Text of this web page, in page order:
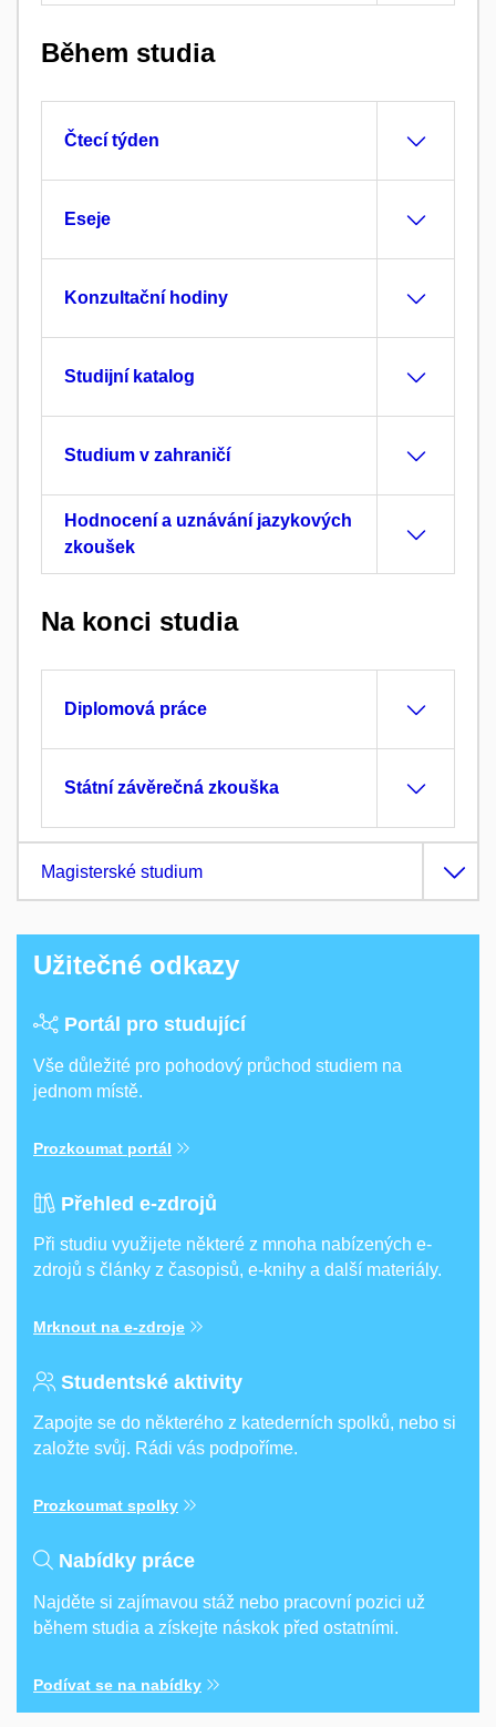
Během studia
Čtecí týden
Eseje
Konzultační hodiny
Studijní katalog
Studium v zahraničí
Hodnocení a uznávání jazykových
zkoušek
Na konci studia
Diplomová práce
Státní závěrečná zkouška
Magisterské studium
Užitečné odkazy
Portál pro studující
Vše důležité pro pohodový průchod studiem na
jednom místě.
Prozkoumat portál
Přehled e-zdrojů
Při studiu využijete některé z mnoha nabízených e-
zdrojů s články z časopisů, e-knihy a další materiály.
Mrknout na e-zdroje
Studentské aktivity
Zapojte se do některého z katederních spolků, nebo si
založte svůj. Rádi vás podpoříme.
Prozkoumat spolky
Nabídky práce
Najděte si zajímavou stáž nebo pracovní pozici už
během studia a získejte náskok před ostatními.
Podívat se na nabídky